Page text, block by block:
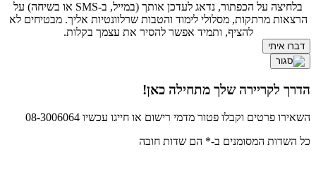
בלחיצה על הכפתור, נדאג לעדכן אותך (במייל, ב-SMS או בשיחה) על
הרצאות מרתקות, מסלולי לימוד והטבות שרלוונטיות אליך. מבטיחים לא
להציף, ותמיד אפשר להסיר את עצמך בקלות.
הדרך לקריירה שלך מתחילה כאן!
השאירו פרטים וקבלו פטור מדמי רישום או חייגו עכשיו 08-3006064
כל השדות המסומנים ב-* הם שדות חובה